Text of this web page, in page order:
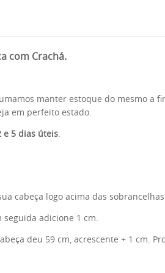
com Crachá.
manter estoque do mesmo a
em perfeito estado.
e 5 dias úteis.
cabeça logo acima das
adicione 1 cm.
deu 59 cm, acrescente + 1 cm.